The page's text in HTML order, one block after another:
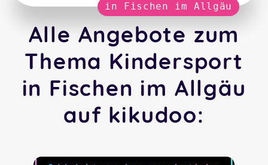
in Fischen im Allgäu
Alle Angebote zum
Thema Kindersport
in Fischen im Allgäu
auf kikudoo: